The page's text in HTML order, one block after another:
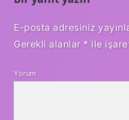
E-posta adresiniz
Gerekli alanlar * ile
Yorum